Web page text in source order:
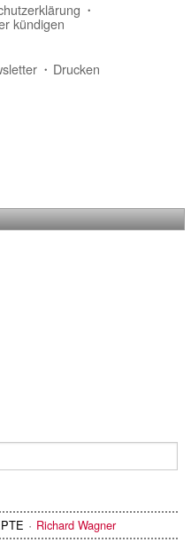
kündigen
Drucken
Richard Wagner